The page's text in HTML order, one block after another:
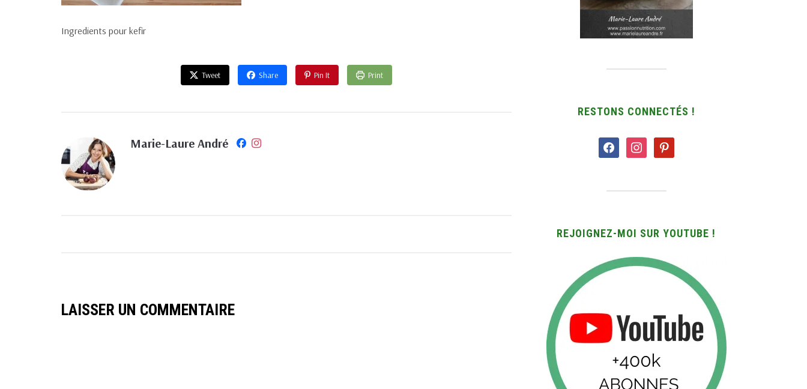
Ingredients pour kefir
Tweet Share Pin It Print
Marie-Laure André
LAISSER UN COMMENTAIRE
RESTONS CONNECTÉS !
facebookinstagrampinterest
REJOIGNEZ-MOI SUR YOUTUBE !